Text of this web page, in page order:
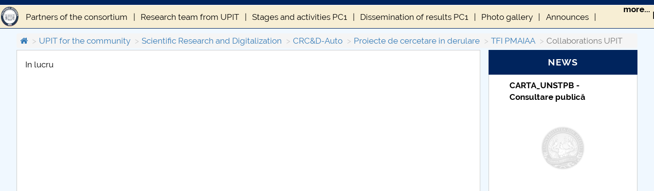
Partners of the consortium Research team from UPIT Stages and activities PC1 Dissemination of results PC1 Photo gallery Announces
Collaborations UPIT Contact
more...
UPIT for the community Scientific Research and Digitalization CRC&D-Auto Proiecte de cercetare in derulare TFI PMAIAA Collaborations UPIT
In lucru NEWS
Taxe de școlarizare
indexate – Centrul